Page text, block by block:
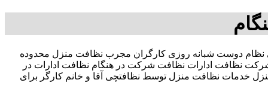
تخفیف بیمه رایگان 09196351909-آقای نظام دوست شبانه روزی کارگران مجرب نظافت منزل محدوده
نظافت ادارات نظافت شرکت در هنگام نظافت ادارات در
خدمات نظافت منزل توسط نظافتچی آقا و خانم کارگر برای